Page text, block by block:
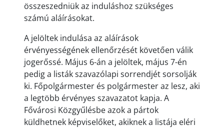
összeszedniük az induláshoz szükséges
számú aláírásokat.
A jelöltek indulása az aláírások
érvényességének ellenőrzését követően válik
jogerőssé. Május 6-án a jelöltek, május 7-én
pedig a listák szavazólapi sorrendjét sorsolják
ki. Főpolgármester és polgármester az lesz, aki
a legtöbb érvényes szavazatot kapja. A
Fővárosi Közgyűlésbe azok a pártok
küldhetnek képviselőket, akiknek a listája eléri